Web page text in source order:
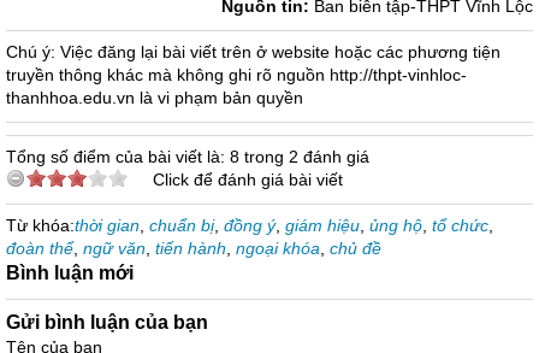
Nguồn tin: Ban biên tập-THPT Vĩnh Lộc
Chú ý: Việc đăng lại bài viết trên ở website hoặc các phương tiện
truyền thông khác mà không ghi rõ nguồn http://thpt-vinhloc-
thanhhoa.edu.vn là vi phạm bản quyền
Tổng số điểm của bài viết là: 8 trong 2 đánh giá
Click để đánh giá bài viết
Từ khóa:thời gian chuẩn bị, đồng ý, giám hiệu ủng hộ tổ chức
đoàn thể, ngữ văn tiến hành ngoại khóa chủ đề
Bình luận mới
Gửi bình luận của bạn
Tên của bạn